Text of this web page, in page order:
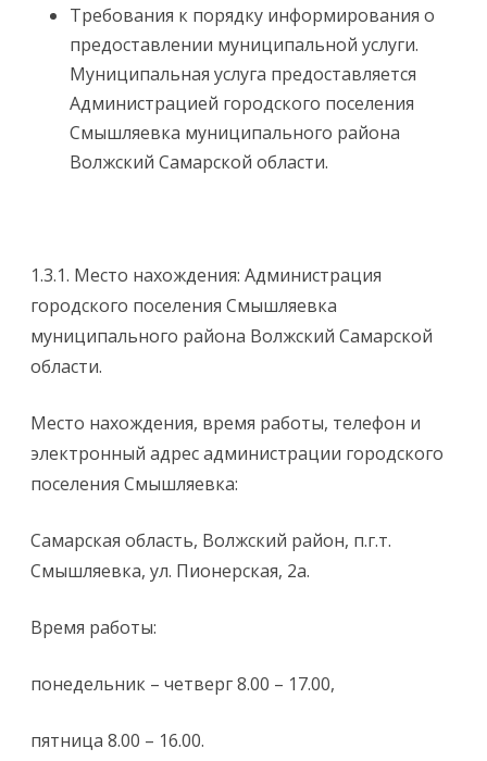
Требования к порядку информирования о
предоставлении муниципальной услуги.
Муниципальная услуга предоставляется
Администрацией городского поселения
Смышляевка муниципального района
Волжский Самарской области.
1.3.1. Место нахождения: Администрация
городского поселения Смышляевка
муниципального района Волжский Самарской
области.
Место нахождения, время работы, телефон и
электронный адрес администрации городского
поселения Смышляевка:
Самарская область, Волжский район, п.г.т.
Смышляевка, ул. Пионерская, 2а.
Время работы:
понедельник – четверг 8.00 – 17.00,
пятница 8.00 – 16.00.